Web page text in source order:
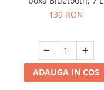
139 RON
ADAUGA IN COS